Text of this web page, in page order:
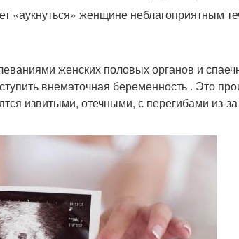
«аукнуться» женщине неблагоприятным
женских половых органов и
внематочная беременность . Это
извитыми, отечными, с перегибами из-